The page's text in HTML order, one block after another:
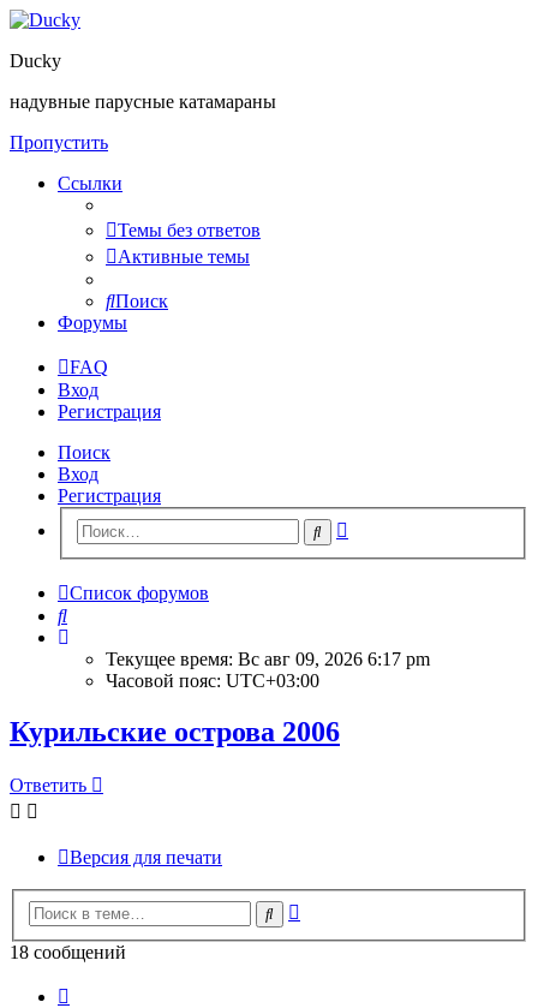
Ducky
надувные парусные катамараны
Пропустить
Ссылки
Темы без ответов
Активные темы
Поиск
Форумы
FAQ
Вход
Регистрация
Поиск
Вход
Регистрация
Поиск
Список форумов
Поиск
Текущее время: Вс авг 09, 2026 6:17 pm
Часовой пояс: UTC+03:00
Курильские острова 2006
Ответить
Версия для печати
Поиск
18 сообщений